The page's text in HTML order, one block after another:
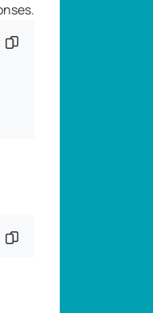
Copier l'extrait de
Copier l'extrait de